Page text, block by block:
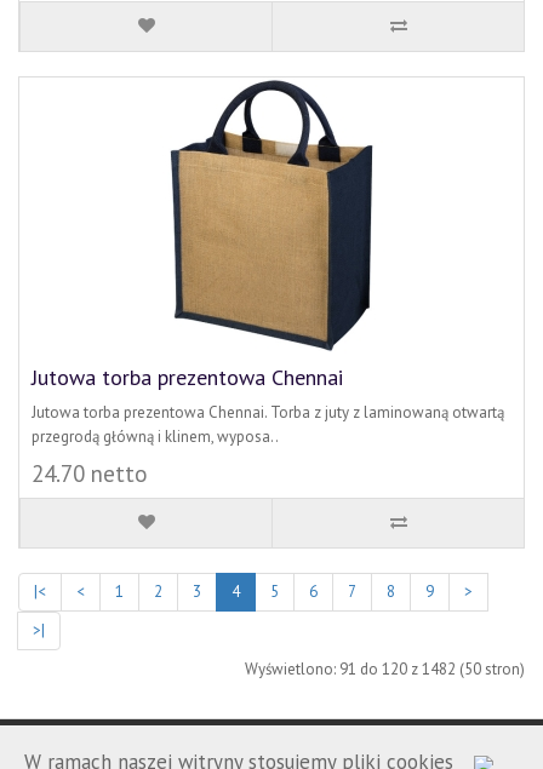
W ramach naszej witryny stosujemy pliki cookies
Jutowa torba prezentowa Chennai
Jutowa torba prezentowa Chennai. Torba z juty z laminowaną otwartą
przegrodą główną i klinem, wyposa..
24.70 netto
|< < 1 2 3 4 5 6 7 8 9
>
>|
Wyświetlono: 91 do 120 z 1482 (50 stron)